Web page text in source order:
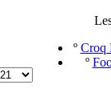
º Croq
º